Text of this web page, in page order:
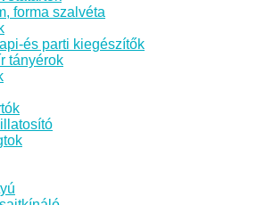
forma szalvéta
és parti kiegészítők
tányérok